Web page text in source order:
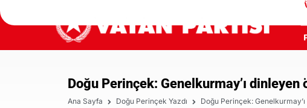
Doğu Perinçek: Genelkurmay’ı
Ana Sayfa Doğu Perinçek Yazdı Doğu Perinçek: